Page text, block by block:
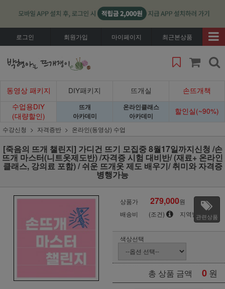
로그인 회원가입 마이페이지 최근본상품
동영상 패키지 DIY패키지 뜨개실
손뜨개책
수업용DIY
(대량할인)
뜨개
아카데미
온라인클래스
아카데미
할인실(~90%)
수강신청 자격증반 온라인(동영상) 수업
[죽음의 뜨개 챌린지] 가디건 뜨기 모집중 8월17일까지신청 /손
뜨개 마스터(니트옷제도반) /자격증 시험 대비반/ (재료+ 온라인
클래스, 강의료 포함) / 쉬운 뜨개옷 제도 배우기/ 취미와 자격증
병행가능
상품가 279,000원
배송비
(조건) 지역별관련상품
색상선택
총 상품 금액 0 원